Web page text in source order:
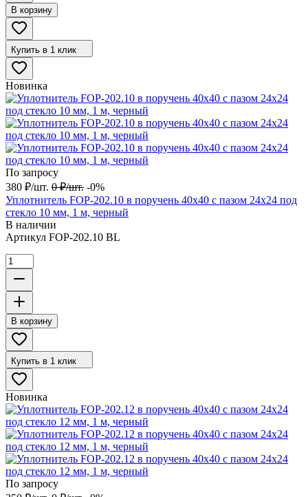
В корзину
Купить в 1 клик
Новинка
По запросу
380 ₽/шт. 0 ₽/шт. -0%
Уплотнитель FOP-202.10 в поручень 40х40 с пазом 24х24 под
стекло 10 мм, 1 м, черный
В наличии
Артикул FOP-202.10 BL
В корзину
Купить в 1 клик
Новинка
По запросу